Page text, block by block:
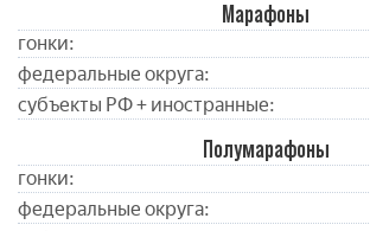
Марафоны
гонки:
федеральные округа:
субъекты РФ + иностранные:
Полумарафоны
гонки:
федеральные округа: